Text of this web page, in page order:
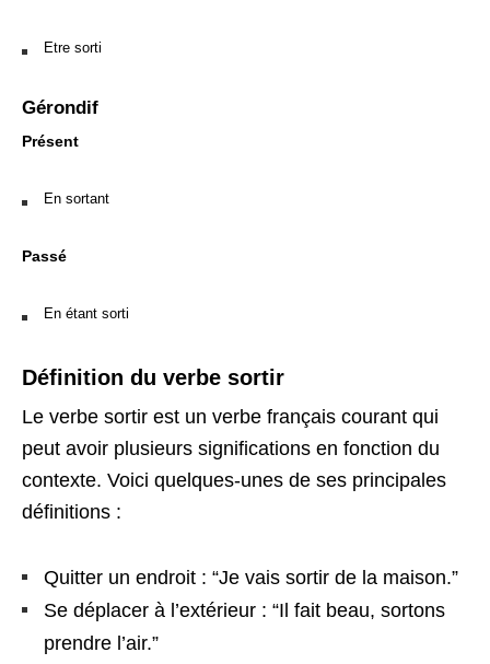
Etre sorti
Gérondif
Présent
En sortant
Passé
En étant sorti
Définition du verbe sortir
Le verbe sortir est un verbe français courant qui
peut avoir plusieurs significations en fonction du
contexte. Voici quelques-unes de ses principales
définitions :
Quitter un endroit : “Je vais sortir de la maison.”
Se déplacer à l’extérieur : “Il fait beau, sortons
prendre l’air.”